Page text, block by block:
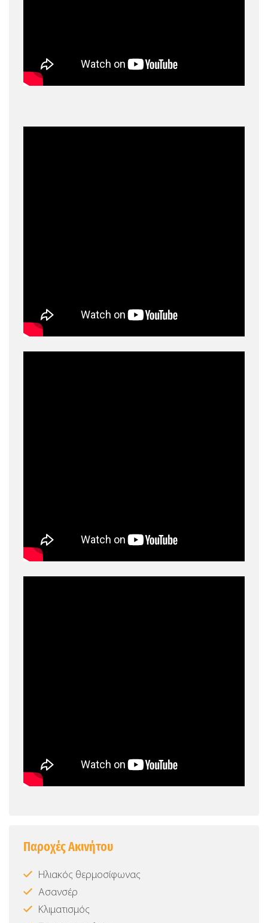
Παροχές Ακινήτου
Ηλιακός θερμοσίφωνας
Ασανσέρ
Κλιματισμός